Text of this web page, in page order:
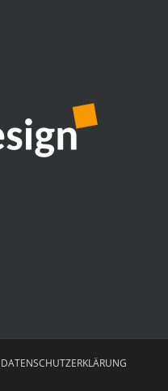
DATENSCHUTZERKLÄRUNG